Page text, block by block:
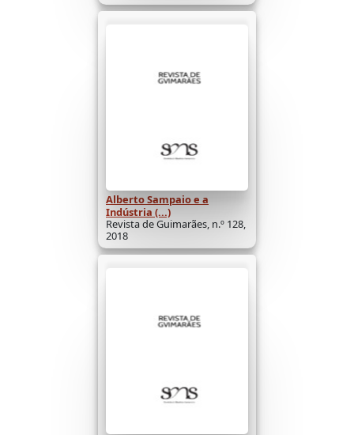
Alberto Sampaio e a
Indústria (...)
Revista de Guimarães, n.º 128,
2018